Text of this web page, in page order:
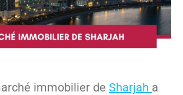
immobilier de Sharjah a